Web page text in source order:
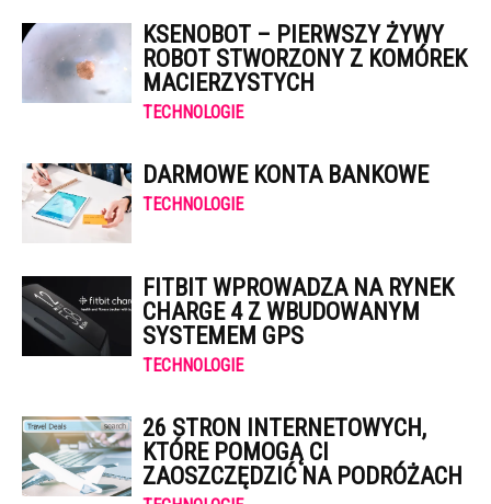
KSENOBOT – PIERWSZY ŻYWY
ROBOT STWORZONY Z KOMÓREK
MACIERZYSTYCH
TECHNOLOGIE
DARMOWE KONTA BANKOWE
TECHNOLOGIE
FITBIT WPROWADZA NA RYNEK
CHARGE 4 Z WBUDOWANYM
SYSTEMEM GPS
TECHNOLOGIE
26 STRON INTERNETOWYCH,
KTÓRE POMOGĄ CI
ZAOSZCZĘDZIĆ NA PODRÓŻACH